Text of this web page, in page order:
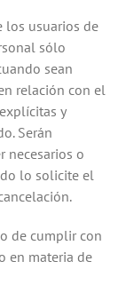
los usuarios de
sólo
sean
relación con el
y
Serán
necesarios o
lo solicite el
de cumplir con
en materia de